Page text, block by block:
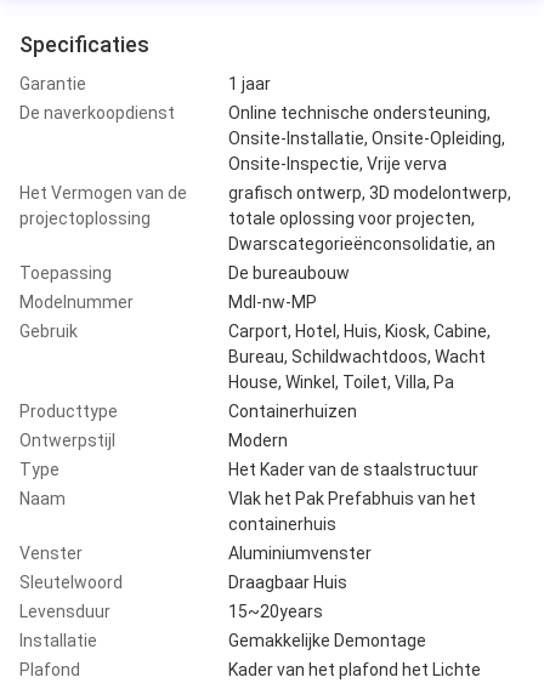
Specificaties
Garantie
1 jaar
De naverkoopdienst
Online technische ondersteuning,
Onsite-Installatie, Onsite-Opleiding,
Onsite-Inspectie, Vrije verva
Het Vermogen van de
projectoplossing
grafisch ontwerp, 3D modelontwerp,
totale oplossing voor projecten,
Dwarscategorieënconsolidatie, an
Toepassing
De bureaubouw
Modelnummer
Mdl-nw-MP
Gebruik
Carport, Hotel, Huis, Kiosk, Cabine,
Bureau, Schildwachtdoos, Wacht
House, Winkel, Toilet, Villa, Pa
Producttype
Containerhuizen
Ontwerpstijl
Modern
Type
Het Kader van de staalstructuur
Naam
Vlak het Pak Prefabhuis van het
containerhuis
Venster
Aluminiumvenster
Sleutelwoord
Draagbaar Huis
Levensduur
15~20years
Installatie
Gemakkelijke Demontage
Plafond
Kader van het plafond het Lichte